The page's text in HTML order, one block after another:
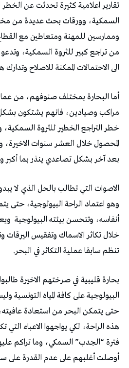
تقارير اعلامية كثيرة تحدثت عن الخطر
السمكية، وورقات بحث عديدة من
وممارسين للمهنة ومتعاطين مع
من تراجع كبير للثروة السمكية،
الى الاحتمالات الممكنة للاصلاح
أما البحارة بمختلف صنوفهم، من
مراكب وصيادين، فانهم يشتكون
خطر التراجع الخطير للثروة السمكية،
المحصول خلال العشر سنوات الاخيرة،
بعد آخر بشكل تصاعدي ينذر بما أكبر
الاصوات التي تطالب بالحل الذي لا
وهو اعتماد الراحة البيولوجية، حتى
أنفاسه، وتتحسن بيئته البيولوجية
خلال تكاثر الاسماك وتفقيس اليرقات
تنظم سابقا عملية التكاثر في البحر.
بحارة قليبية في صرختهم الاخيرة
البيولوجية على كافة المياه
حتى يتمكن البحر من استعادة
هذه الراحة، لكي يواجهوا الاعباء
فترة “الجدب” السمكي، وما تراكم
أوصلت أغلبهم على عدم القدرة على